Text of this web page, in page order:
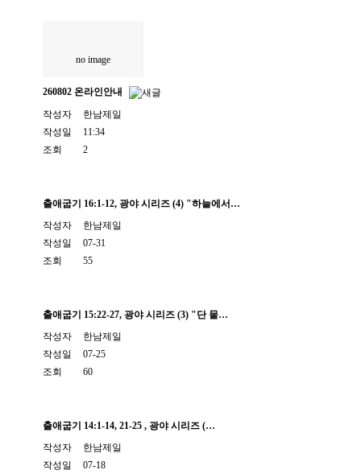
no image
260802 온라인안내
작성자
한남제일
작성일
11:34
조회
2
출애굽기 16:1-12, 광야 시리즈 (4) "하늘에서…
작성자
한남제일
작성일
07-31
조회
55
출애굽기 15:22-27, 광야 시리즈 (3) "단 물…
작성자
한남제일
작성일
07-25
조회
60
출애굽기 14:1-14, 21-25 , 광야 시리즈 (…
작성자
한남제일
작성일
07-18